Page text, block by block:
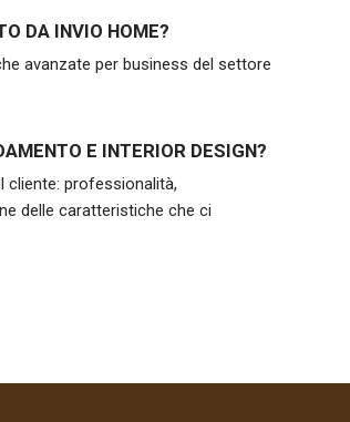
DA INVIO HOME?
avanzate per business del settore
E INTERIOR DESIGN?
cliente: professionalità,
delle caratteristiche che ci